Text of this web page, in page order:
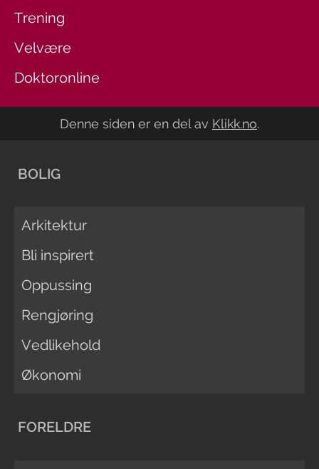
Trening
Velvære
Doktoronline
Denne siden er en del av Klikk.no.
BOLIG
Arkitektur
Bli inspirert
Oppussing
Rengjøring
Vedlikehold
Økonomi
FORELDRE